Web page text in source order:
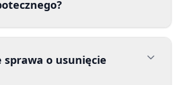
o usunięcie